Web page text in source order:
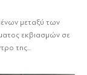
μεταξύ των
εκβιασμών σε
της...